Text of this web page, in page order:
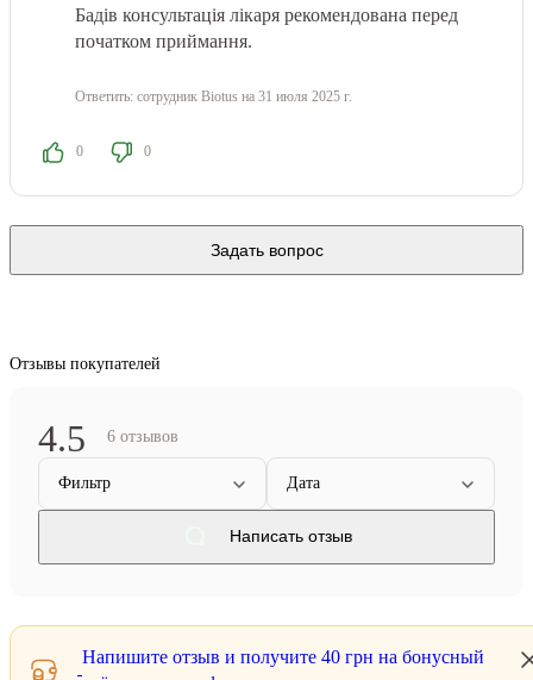
Бадів консультація лікаря рекомендована перед
початком приймання.
Ответить: сотрудник Biotus на 31 июля 2025 г.
0 0
Задать вопрос
Отзывы покупателей
4.5 6 отзывов
Фильтр Дата
Написать отзыв
Напишите отзыв и получите 40 грн на бонусный